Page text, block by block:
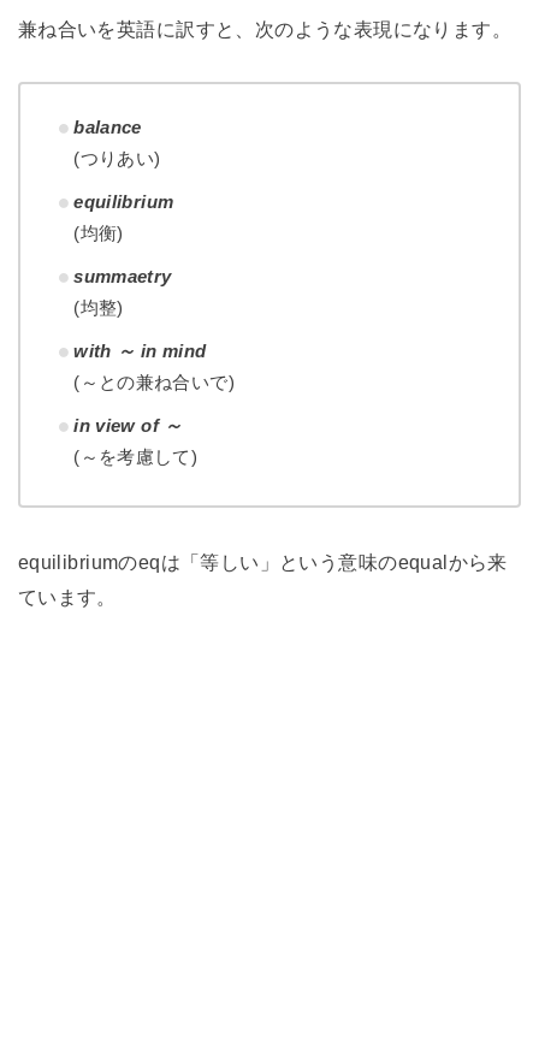
兼ね合いを英語に訳すと、次のような表現になります。
balance
(つりあい)
equilibrium
(均衡)
summaetry
(均整)
with ～ in mind
(～との兼ね合いで)
in view of ～
(～を考慮して)
equilibriumのeqは「等しい」という意味のequalから来
ています。